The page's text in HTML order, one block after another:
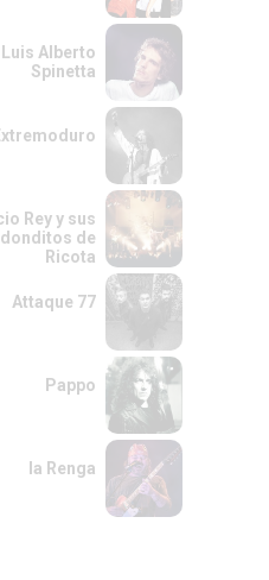
Luis Alberto
Spinetta
Rey y sus
de
Ricota
Attaque 77
Pappo
la Renga